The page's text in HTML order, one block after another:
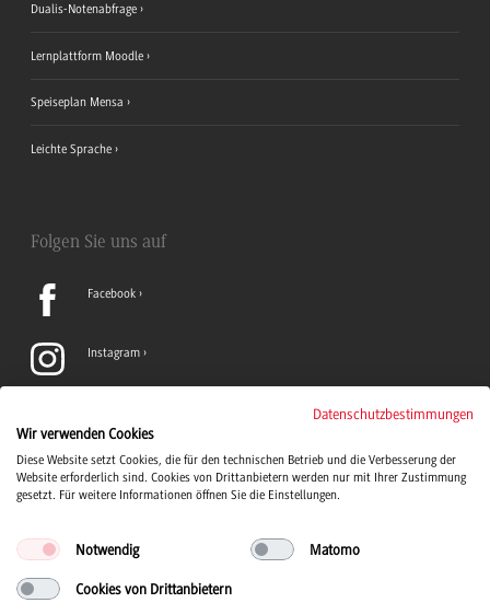
Dualis-Notenabfrage
Lernplattform Moodle
Speiseplan Mensa
Leichte Sprache
Folgen Sie uns auf
Facebook
Instagram
TikTok
Datenschutzbestimmungen
Wir verwenden Cookies
Diese Website setzt Cookies, die für den technischen Betrieb und die Verbesserung der
Website erforderlich sind. Cookies von Drittanbietern werden nur mit Ihrer Zustimmung
gesetzt. Für weitere Informationen öffnen Sie die Einstellungen.
Notwendig Matomo
Cookies von Drittanbietern